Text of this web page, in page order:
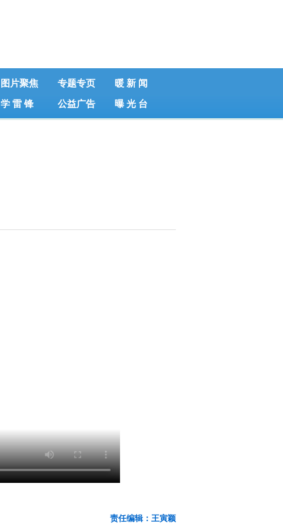
图片聚焦 专题专页 暖 新 闻
学 雷 锋 公益广告 曝 光 台
责任编辑：王寅颖